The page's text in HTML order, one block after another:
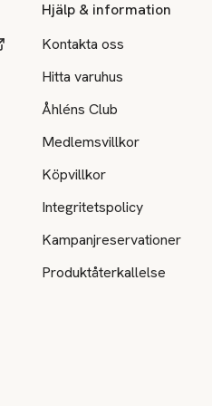
Hjälp & information
Kontakta oss
Hitta varuhus
Åhléns Club
Medlemsvillkor
Köpvillkor
Integritetspolicy
Kampanjreservationer
Produktåterkallelse